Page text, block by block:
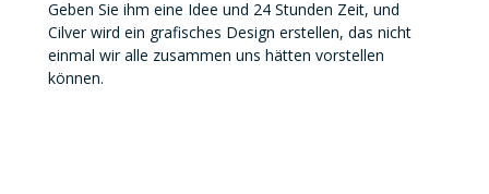
Geben Sie ihm eine Idee und 24 Stunden Zeit, und
Cilver wird ein grafisches Design erstellen, das nicht
einmal wir alle zusammen uns hätten vorstellen
können.